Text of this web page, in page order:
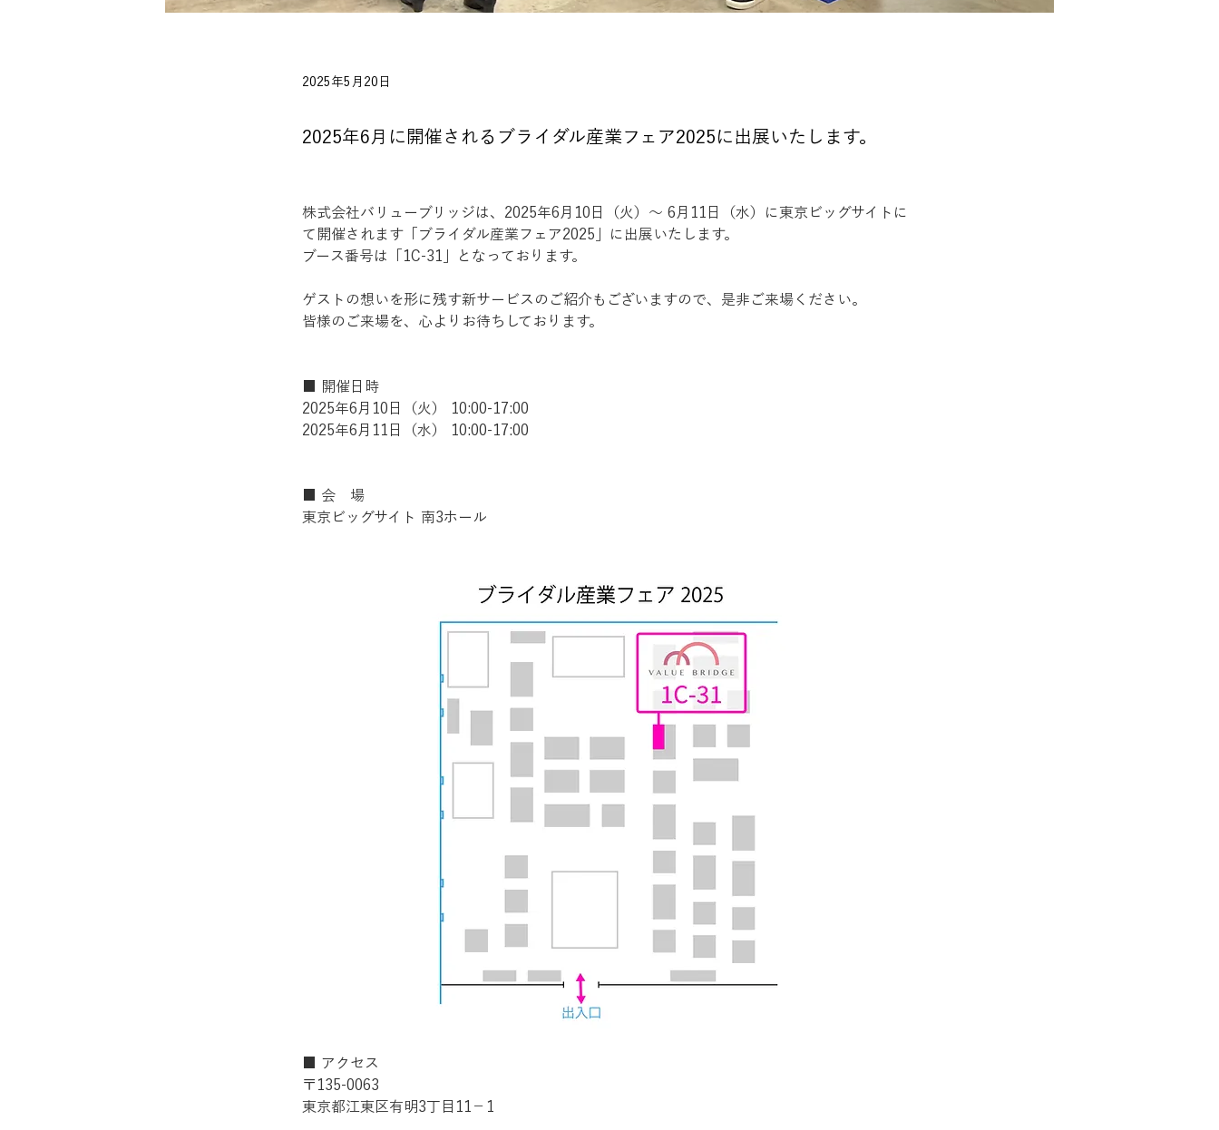
2025年5月20日
2025年6月に開催されるブライダル産業フェア2025に出展いたします。
株式会社バリューブリッジは、2025年6月10日（火）～ 6月11日（水）に東京ビッグサイトに
て開催されます「ブライダル産業フェア2025」に出展いたします。
ブース番号は「1C-31」となっております。
ゲストの想いを形に残す新サービスのご紹介もございますので、是非ご来場ください。
皆様のご来場を、心よりお待ちしております。
■ 開催日時
2025年6月10日（火） 10:00-17:00
2025年6月11日（水） 10:00-17:00
■ 会　場
東京ビッグサイト 南3ホール
■ アクセス
〒135-0063
東京都江東区有明3丁目11−1